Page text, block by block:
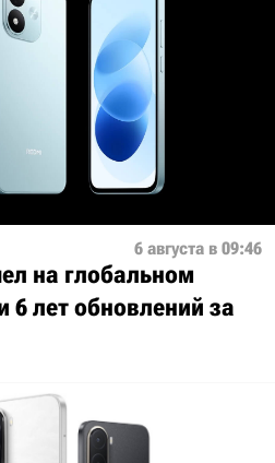
6 августа в 09:46
на глобальном
6 лет обновлений за